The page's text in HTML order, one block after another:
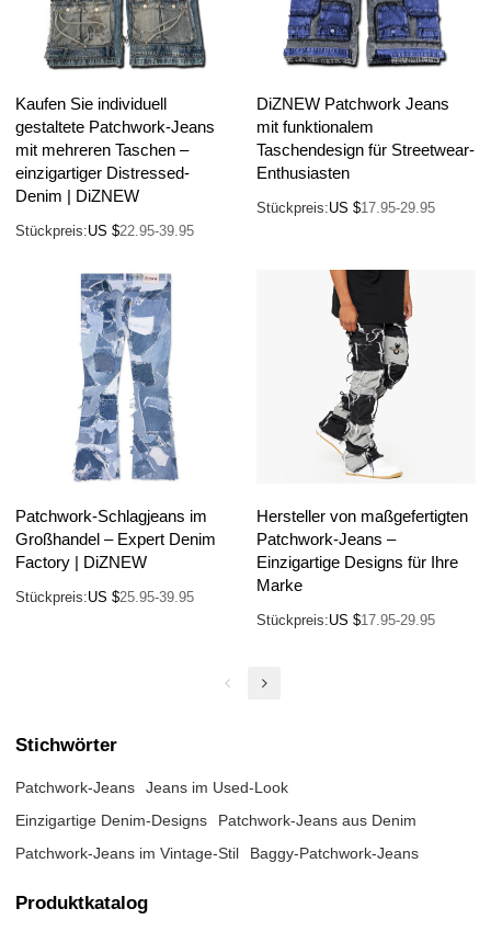
Kaufen Sie individuell
gestaltete Patchwork-Jeans
mit mehreren Taschen –
einzigartiger Distressed-
Denim | DiZNEW
Stückpreis:US $22.95-39.95
DiZNEW Patchwork Jeans
mit funktionalem
Taschendesign für Streetwear-
Enthusiasten
Stückpreis:US $17.95-29.95
Patchwork-Schlagjeans im
Großhandel – Expert Denim
Factory | DiZNEW
Stückpreis:US $25.95-39.95
Hersteller von maßgefertigten
Patchwork-Jeans –
Einzigartige Designs für Ihre
Marke
Stückpreis:US $17.95-29.95
Stichwörter
Patchwork-Jeans
Jeans im Used-Look
Einzigartige Denim-Designs
Patchwork-Jeans aus Denim
Patchwork-Jeans im Vintage-Stil
Baggy-Patchwork-Jeans
Produktkatalog